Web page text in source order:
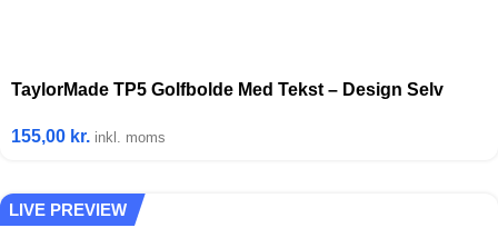
TaylorMade TP5 Golfbolde Med Tekst – Design Selv
155,00 kr. inkl. moms
LIVE PREVIEW